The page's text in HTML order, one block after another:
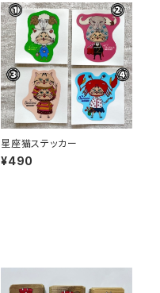
星座猫ステッカー
¥490